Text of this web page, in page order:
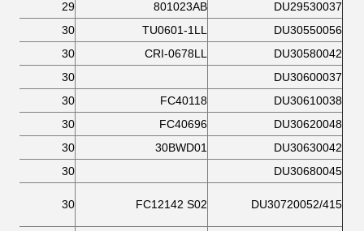
DU29530037
801023AB
29
DU30550056
TU0601-1LL
30
DU30580042
CRI-0678LL
30
DU30600037
30
DU30610038
FC40118
30
DU30620048
FC40696
30
DU30630042
30BWD01
30
DU30680045
30
DU30720052/415
FC12142 S02
30